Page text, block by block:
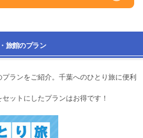
旅館のプラン
ランをご紹介。千葉へのひとり旅に便利
ットにしたプランはお得です！